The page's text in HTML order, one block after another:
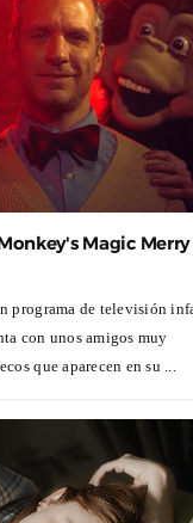
Magic Merry
programa de televisión
con unos amigos muy
que aparecen en su ...